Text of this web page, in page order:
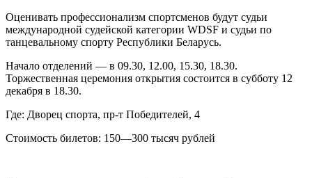
Оценивать профессионализм спортсменов будут судьи
международной судейской категории WDSF и судьи по
танцевальному спорту Республики Беларусь.
Начало отделений — в 09.30, 12.00, 15.30, 18.30.
Торжественная церемония открытия состоится в субботу 12
декабря в 18.30.
Где: Дворец спорта, пр-т Победителей, 4
Стоимость билетов: 150—300 тысяч рублей